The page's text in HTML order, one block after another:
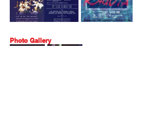
Photo Gallery